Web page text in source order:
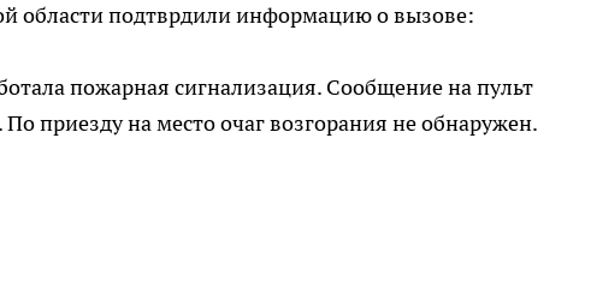
области подтврдили информацию о вызове:
пожарная сигнализация. Сообщение на пульт
приезду на место очаг возгорания не обнаружен.